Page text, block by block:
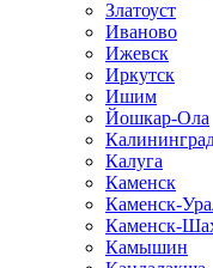
Златоуст
Иваново
Ижевск
Иркутск
Ишим
Йошкар-Ола
Калуга
Каменск
Каменск-
Каменск-
Камышин